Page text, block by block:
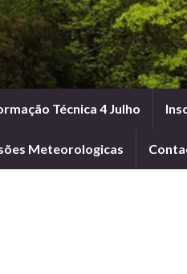
Técnica 4 Julho
Meteorologicas